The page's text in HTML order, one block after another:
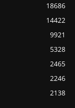
18686
14422
9921
5328
2465
2246
2138